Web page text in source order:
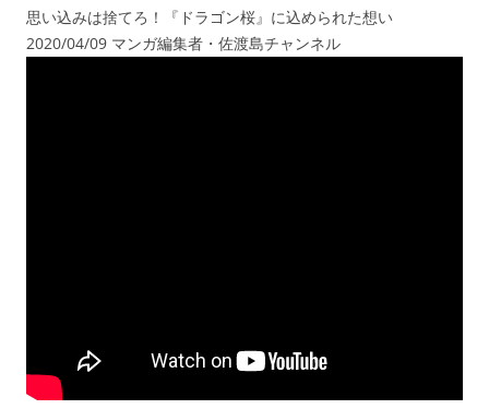
思い込みは捨てろ！『ドラゴン桜』に込められた想い
2020/04/09 マンガ編集者・佐渡島チャンネル